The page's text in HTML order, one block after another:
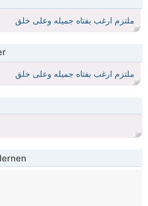
ملتزم ارغب بفتاه جميله وعلى خلق
ملتزم ارغب بفتاه جميله وعلى خلق